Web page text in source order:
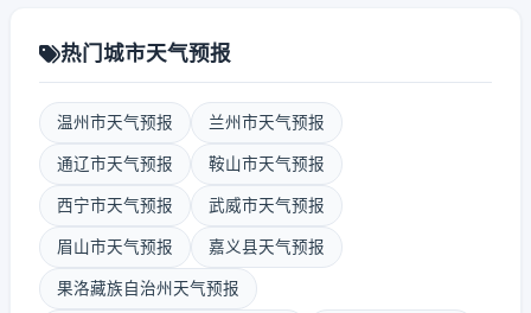
热门城市天气预报
温州市天气预报 兰州市天气预报
通辽市天气预报 鞍山市天气预报
西宁市天气预报 武威市天气预报
眉山市天气预报 嘉义县天气预报
果洛藏族自治州天气预报